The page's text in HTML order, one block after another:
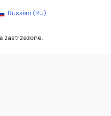
Russian (RU) ·
zastrzeżone.